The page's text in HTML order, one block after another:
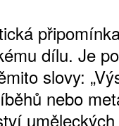
dílu. Je
slovy:
nebo